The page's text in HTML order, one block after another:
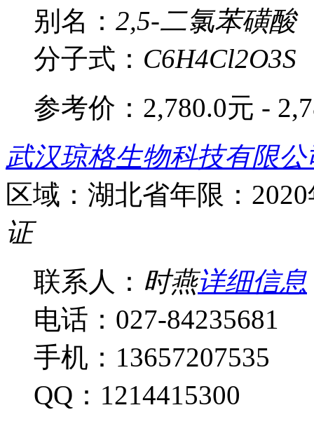
别名： 2,5-二氯苯磺酸
分子式： C6H4Cl2O3S
参考价： 2,780.0元 -
武汉琼格生物科技有限公
区域：湖北省年限：
证
联系人： 时燕详细信息
电话：027-84235681
手机：13657207535
QQ：1214415300